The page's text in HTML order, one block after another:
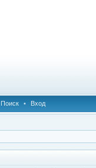
Поиск • Вход